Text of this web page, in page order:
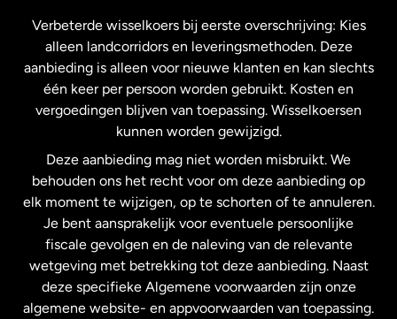
Maleisië
Nederland
Nieuw-Zeeland
Spanje
Verenigd Koninkrijk
Verbeterde wisselkoers bij eerste overschrijving: Kies
alleen landcorridors en leveringsmethoden. Deze
aanbieding is alleen voor nieuwe klanten en kan slechts
één keer per persoon worden gebruikt. Kosten en
vergoedingen blijven van toepassing. Wisselkoersen
kunnen worden gewijzigd.
Deze aanbieding mag niet worden misbruikt. We
behouden ons het recht voor om deze aanbieding op
elk moment te wijzigen, op te schorten of te annuleren.
Je bent aansprakelijk voor eventuele persoonlijke
fiscale gevolgen en de naleving van de relevante
wetgeving met betrekking tot deze aanbieding. Naast
deze specifieke Algemene voorwaarden zijn onze
algemene website- en appvoorwaarden van toepassing.